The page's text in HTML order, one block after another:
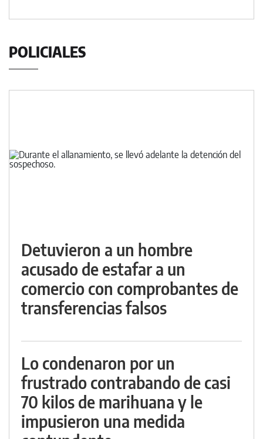
POLICIALES
Detuvieron a un hombre
acusado de estafar a un
comercio con comprobantes de
transferencias falsos
Lo condenaron por un
frustrado contrabando de casi
70 kilos de marihuana y le
impusieron una medida